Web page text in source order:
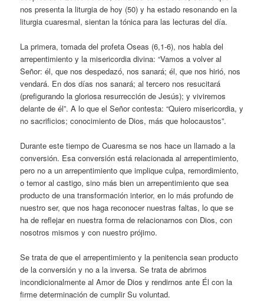
nos presenta la liturgia de hoy (50) y ha estado resonando en la
liturgia cuaresmal, sientan la tónica para las lecturas del día.
La primera, tomada del profeta Oseas (6,1-6), nos habla del
arrepentimiento y la misericordia divina: “Vamos a volver al
Señor: él, que nos despedazó, nos sanará; él, que nos hirió, nos
vendará. En dos días nos sanará; al tercero nos resucitará
(prefigurando la gloriosa resurrección de Jesús); y viviremos
delante de él”. A lo que el Señor contesta: “Quiero misericordia, y
no sacrificios; conocimiento de Dios, más que holocaustos”.
Durante este tiempo de Cuaresma se nos hace un llamado a la
conversión. Esa conversión está relacionada al arrepentimiento,
pero no a un arrepentimiento que implique culpa, remordimiento,
o temor al castigo, sino más bien un arrepentimiento que sea
producto de una transformación interior, en lo más profundo de
nuestro ser, que nos haga reconocer nuestras faltas, lo que se
ha de reflejar en nuestra forma de relacionarnos con Dios, con
nosotros mismos y con nuestro prójimo.
Se trata de que el arrepentimiento y la penitencia sean producto
de la conversión y no a la inversa. Se trata de abrirnos
incondicionalmente al Amor de Dios y rendirnos ante Él con la
firme determinación de cumplir Su voluntad.